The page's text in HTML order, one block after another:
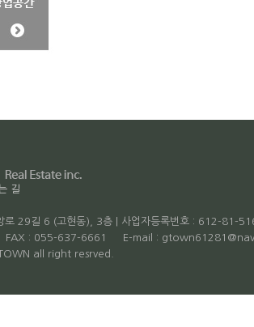
길
로 29길 6 (고현동), 3층 | 사업자등록번호 : 612-81-
: 055-637-6661 E-mail :
all right resrved.